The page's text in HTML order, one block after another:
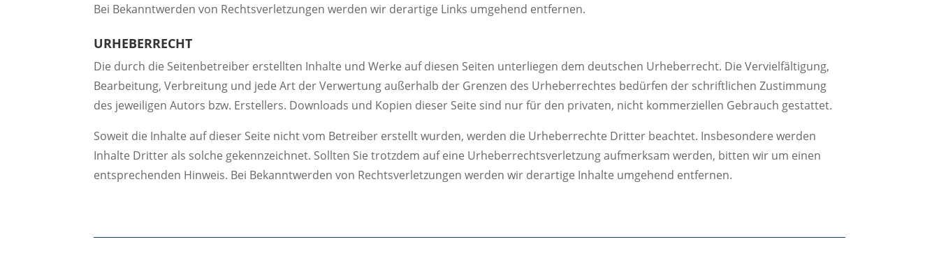
Bei Bekanntwerden von Rechtsverletzungen werden wir derartige Links umgehend entfernen.
​URHEBERRECHT
Die durch die Seitenbetreiber erstellten Inhalte und Werke auf diesen Seiten unterliegen dem deutschen Urheberrecht. Die Vervielfältigung,
Bearbeitung, Verbreitung und jede Art der Verwertung außerhalb der Grenzen des Urheberrechtes bedürfen der schriftlichen Zustimmung
des jeweiligen Autors bzw. Erstellers. Downloads und Kopien dieser Seite sind nur für den privaten, nicht kommerziellen Gebrauch gestattet.
Soweit die Inhalte auf dieser Seite nicht vom Betreiber erstellt wurden, werden die Urheberrechte Dritter beachtet. Insbesondere werden
Inhalte Dritter als solche gekennzeichnet. Sollten Sie trotzdem auf eine Urheberrechtsverletzung aufmerksam werden, bitten wir um einen
entsprechenden Hinweis. Bei Bekanntwerden von Rechtsverletzungen werden wir derartige Inhalte umgehend entfernen.